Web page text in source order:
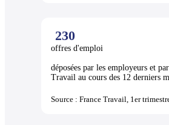
230
offres d'emploi
déposées par les employeurs et
Travail au cours des 12 derniers
Source : France Travail, 1er